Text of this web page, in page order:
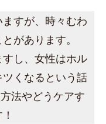
すが、時々むわ
があります。
すし、女性はホル
くなるという話
法やどうケアす